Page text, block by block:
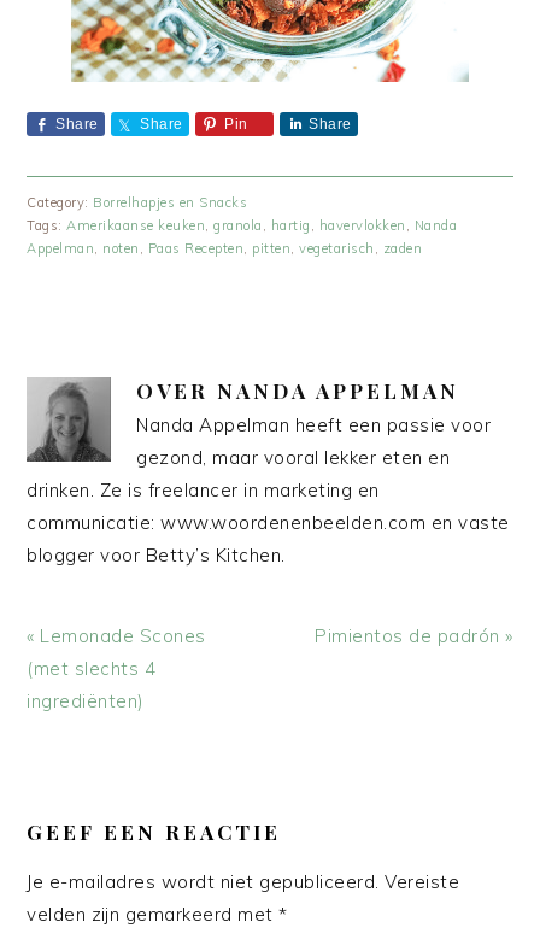
Share Share Pin Share
Category: Borrelhapjes en Snacks
Tags:Amerikaanse keuken,granola , hartig , havervlokken , Nanda
Appelman, noten , Paas Recepten, pitten,vegetarisch , zaden
OVER NANDA APPELMAN
Nanda Appelman heeft een passie voor
gezond, maar vooral lekker eten en
drinken. Ze is freelancer in marketing en
communicatie: www.woordenenbeelden.com en vaste
blogger voor Betty’s Kitchen.
Vorig
bericht:
« Lemonade Scones
(met slechts 4
ingrediënten)
Volgend
Pimientos de padrón »
INTERACTIES
GEEF EEN REACTIE
Je e-mailadres wordt niet gepubliceerd. Vereiste
velden zijn gemarkeerd met*